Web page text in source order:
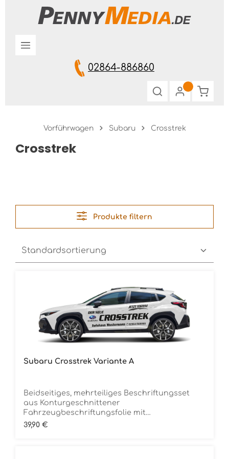
Zum Hauptinhalt springen
02864-886860
Vorführwagen Subaru Crosstrek
Crosstrek
Produkte filtern
Subaru Crosstrek Variante A
Beidseitiges, mehrteiliges Beschriftungsset
aus Konturgeschnittener
Fahrzeugbeschriftungsfolie mit
ÜbertragungstapeDie Folie ist Rückstandsfrei
Regulärer Preis:
39,90 €